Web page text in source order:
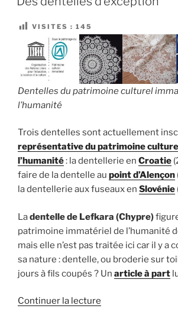
VISITES : 145
Dentelles du patrimoine culturel
l’humanité
Trois dentelles sont actuellement
représentative du patrimoine
l’humanité: la dentellerie en Croatie
faire de la dentelle au point d’Alençon
la dentellerie aux fuseaux en Slovénie
Ladentelle de Lefkara (Chypre)
patrimoine immatériel de l’humanité
mais elle n’est pas traitée ici car il y a
sa nature : dentelle, ou broderie sur
jours à fils coupés ? Un article à part
Continuer la lecture